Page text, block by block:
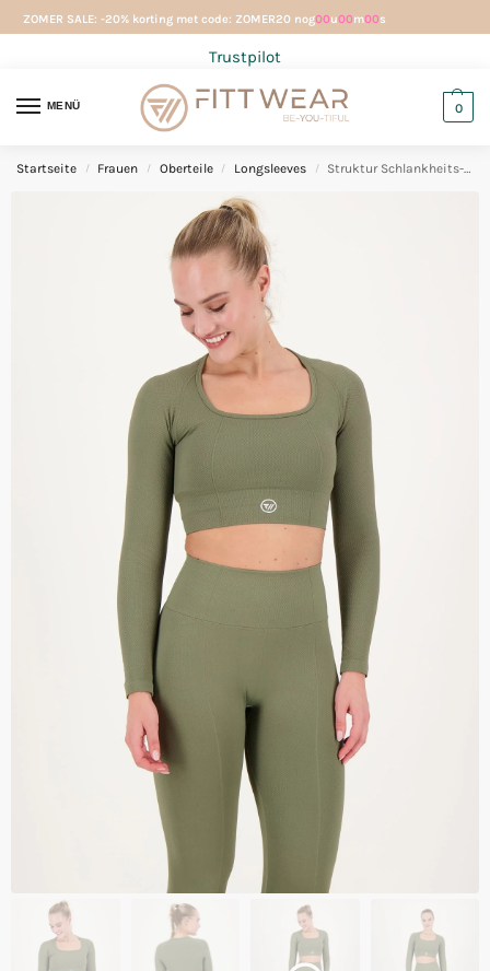
ZOMER SALE: -20% korting met code: ZOMER20 nog00u00m00s
Trustpilot
MENÜ 0
Startseite / Frauen / Oberteile / Longsleeves / Struktur Schlankheits-Langarmshirt Olive